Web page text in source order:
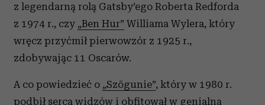
z legendarną rolą Gatsby’ego Roberta Redforda
z 1974 r., czy „Ben Hur” Williama Wylera, który
wręcz przyćmił pierwowzór z 1925 r.,
zdobywając 11 Oscarów.
A co powiedzieć o „Szōgunie”, który w 1980 r.
podbił serca widzów i obfitował w genialną